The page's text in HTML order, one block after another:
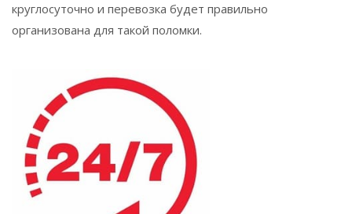
круглосуточно и перевозка будет правильно
организована для такой поломки.